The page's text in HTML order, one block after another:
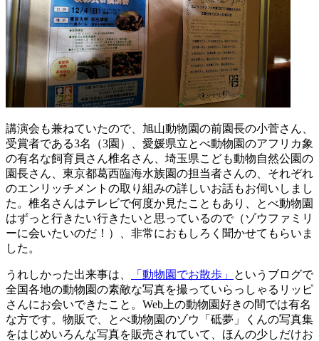
講演会も兼ねていたので、旭山動物園の前園長の小菅さん、
受賞者である3名（3園）、愛媛県立とべ動物園のアフリカ象
の有名な飼育員さん椎名さん、埼玉県こども動物自然公園の
園長さん、東京都葛西臨海水族園の担当者さんの、それぞれ
のエンリッチメントの取り組みの詳しいお話もお伺いしまし
た。椎名さんはテレビで何度か見たこともあり、とべ動物園
はずっと行きたい行きたいと思っているので（ゾウファミリ
ーに会いたいのだ！）、非常におもしろく聞かせてもらいま
した。
うれしかった出来事は、 「動物園でお散歩」
というブログで
全国各地の動物園の素敵な写真を撮っていらっしゃるリッピ
さんにお会いできたこと。Web上の動物園好きの間では有名
な方です。物販で、とべ動物園のゾウ「砥夢」くんの写真集
をはじめいろんな写真を販売されていて、ほんの少しだけお